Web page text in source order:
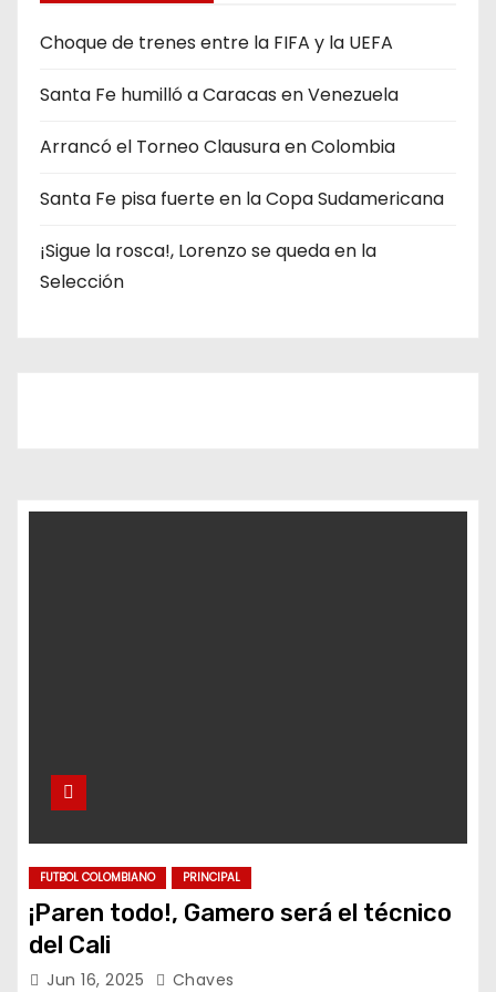
o
r
a
Choque de trenes entre la FIFA y la UEFA
Santa Fe humilló a Caracas en Venezuela
Arrancó el Torneo Clausura en Colombia
Santa Fe pisa fuerte en la Copa Sudamericana
¡Sigue la rosca!, Lorenzo se queda en la
Selección
FUTBOL COLOMBIANO PRINCIPAL
¡Paren todo!, Gamero será el técnico
del Cali
Jun 16, 2025 Chaves